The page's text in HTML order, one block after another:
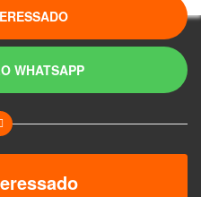
WHATSAPP